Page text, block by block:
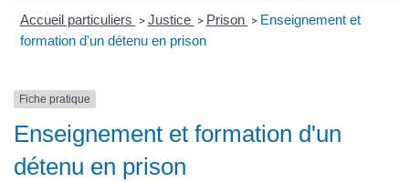
Accueil particuliers > Justice > Prison > Enseignement et
formation d'un détenu en prison
Fiche pratique
Enseignement et formation d'un
détenu en prison